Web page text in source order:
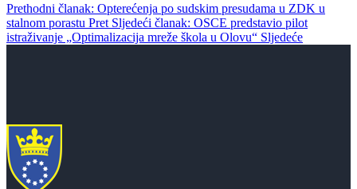
Prethodni članak: Opterećenja po sudskim presudama u ZDK u
stalnom porastu Pret Sljedeći članak: OSCE predstavio pilot
istraživanje „Optimalizacija mreže škola u Olovu“ Sljedeće